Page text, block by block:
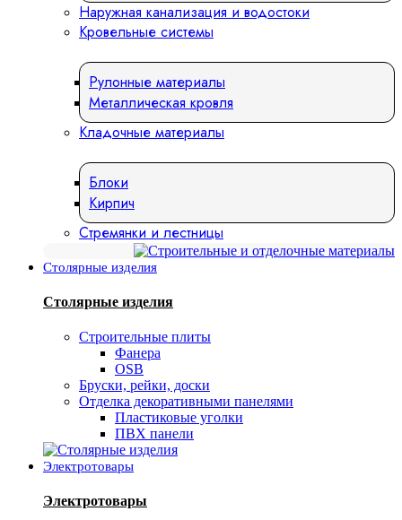
Наружная канализация и водостоки
Кровельные системы
Рулонные материалы
Металлическая кровля
Кладочные материалы
Блоки
Кирпич
Стремянки и лестницы
Столярные изделия
Столярные изделия
Строительные плиты
Фанера
OSB
Бруски, рейки, доски
Отделка декоративными панелями
Пластиковые уголки
ПВХ панели
Электротовары
Электротовары